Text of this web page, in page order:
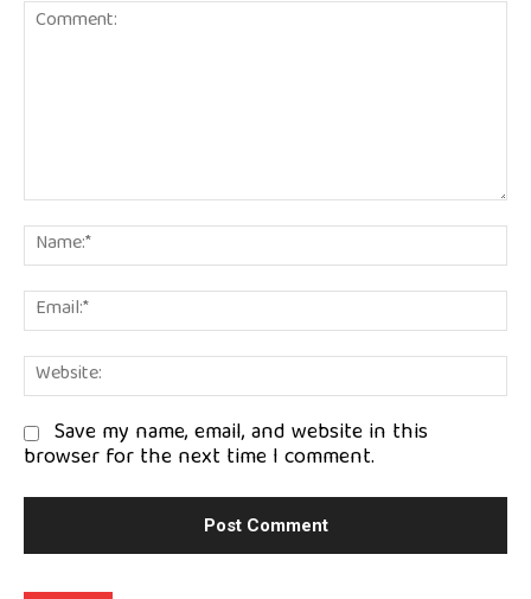
Comment:
Save my name, email, and website in this
browser for the next time I comment.